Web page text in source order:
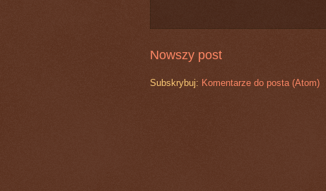
Nowszy post
Subskrybuj: Komentarze do posta (Atom)